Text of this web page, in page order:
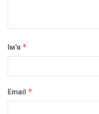
Ім'я *
Email *